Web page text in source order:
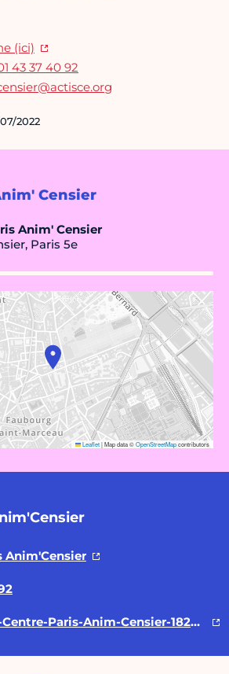
Censier
Anim' Censier
Paris 5e
Leaflet|Map data ©OpenStreetMapcontributors
Anim'Censier
/pg/Actisce-Centre-Paris-Anim-Censier-182530205117234/posts/
(ici)
43 37 40 92
2022